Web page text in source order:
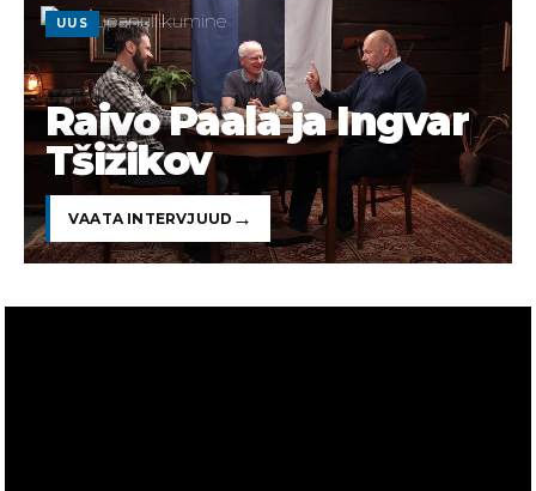
UUS
Raivo Paala ja Ingvar
Tšižikov
VAATA INTERVJUUD